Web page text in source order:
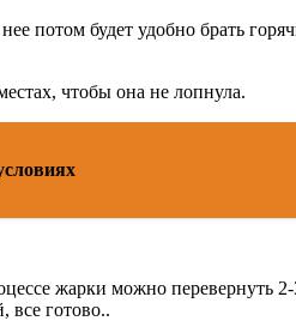
потом будет удобно брать
чтобы она не лопнула.
жарки можно перевернуть 2-
все готово..